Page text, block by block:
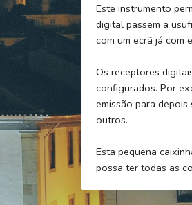
Este instrumento
digital passem a
com um ecrã já com
Os receptores
configurados. Por
emissão para
outros.
Esta pequena
possa ter todas as